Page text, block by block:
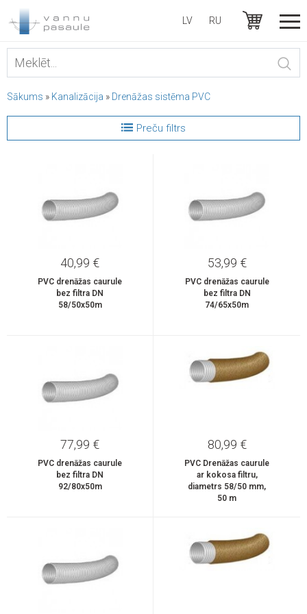
LV RU
Sākums » Kanalizācija » Drenāžas sistēma PVC
Preču filtrs
40,99 €
PVC drenāžas caurule
bez filtra DN
58/50x50m
53,99 €
PVC drenāžas caurule
bez filtra DN
74/65x50m
77,99 €
PVC drenāžas caurule
bez filtra DN
92/80x50m
80,99 €
PVC Drenāžas caurule
ar kokosa filtru,
diametrs 58/50 mm,
50 m